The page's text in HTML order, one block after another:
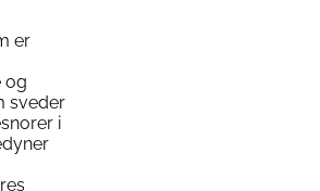
er
og
sveder
i